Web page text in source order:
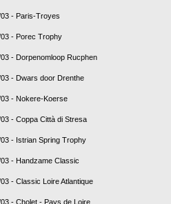
03 - Paris-Troyes
03 - Porec Trophy
03 - Dorpenomloop Rucphen
03 - Dwars door Drenthe
03 - Nokere-Koerse
03 - Coppa Città di Stresa
03 - Istrian Spring Trophy
03 - Handzame Classic
03 - Classic Loire Atlantique
03 - Cholet - Pays de Loire